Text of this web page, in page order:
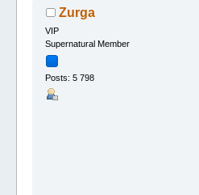
Zurga
VIP
Supernatural Member
Posts: 5 798